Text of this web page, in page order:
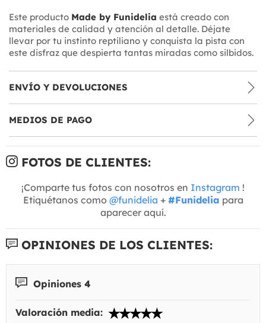
Este producto Made by Funidelia está creado con
materiales de calidad y atención al detalle. Déjate
llevar por tu instinto reptiliano y conquista la pista con
este disfraz que despierta tantas miradas como silbidos.
ENVÍO Y DEVOLUCIONES
MEDIOS DE PAGO
FOTOS DE CLIENTES:
¡Comparte tus fotos con nosotros en Instagram !
Etiquétanos como @funidelia + #Funidelia para
aparecer aquí.
OPINIONES DE LOS CLIENTES:
Opiniones 4
Valoración media: